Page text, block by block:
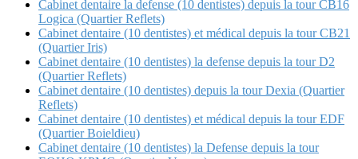
Cabinet dentaire la defense (10 dentistes) depuis la tour CB16
Logica (Quartier Reflets)
Cabinet dentaire (10 dentistes) et médical depuis la tour CB21
(Quartier Iris)
Cabinet dentaire (10 dentistes) la defense depuis la tour D2
(Quartier Reflets)
Cabinet dentaire (10 dentistes) depuis la tour Dexia (Quartier
Reflets)
Cabinet dentaire (10 dentistes) et médical depuis la tour EDF
(Quartier Boieldieu)
Cabinet dentaire (10 dentistes) la Defense depuis la tour